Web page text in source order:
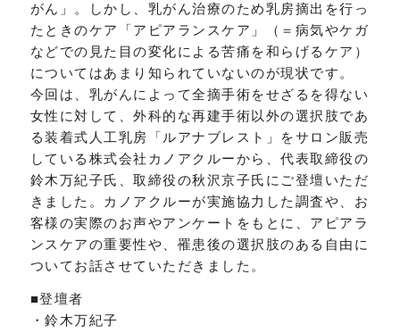
がん」。しかし、乳がん治療のため乳房摘出を行っ
たときのケア「アピアランスケア」（＝病気やケガ
などでの見た目の変化による苦痛を和らげるケア）
についてはあまり知られていないのが現状です。
今回は、乳がんによって全摘手術をせざるを得ない
女性に対して、外科的な再建手術以外の選択肢であ
る装着式人工乳房「ルアナブレスト」をサロン販売
している株式会社カノアクルーから、代表取締役の
鈴木万紀子氏、取締役の秋沢京子氏にご登壇いただ
きました。カノアクルーが実施協力した調査や、お
客様の実際のお声やアンケートをもとに、アピアラ
ンスケアの重要性や、罹患後の選択肢のある自由に
ついてお話させていただきました。
■登壇者
・鈴木万紀子